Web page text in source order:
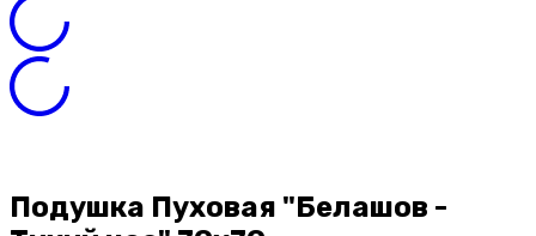
Подушка Пуховая "Белашов -